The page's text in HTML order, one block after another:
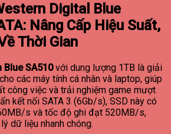
Digital Blue
Nâng Cấp Hiệu Suất,
Thời Gian
Blue SA510với dung lượng 1TB là giải
các máy tính cá nhân và laptop, giúp
công việc và trải nghiệm game mượt
kết nối SATA 3 (6Gb/s), SSD này có
s và tốc độ ghi đạt 520MB/s,
dữ liệu nhanh chóng.